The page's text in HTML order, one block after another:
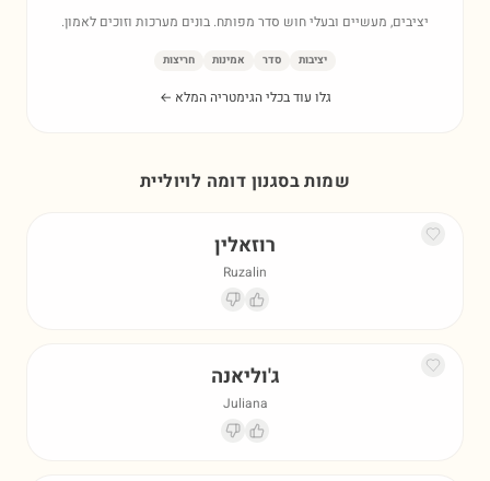
יציבים, מעשיים ובעלי חוש סדר מפותח. בונים מערכות וזוכים לאמון.
יציבות סדר אמינות חריצות
גלו עוד בכלי הגימטריה המלא ←
שמות בסגנון דומה לויוליית
רוזאלין
Ruzalin
ג'וליאנה
Juliana